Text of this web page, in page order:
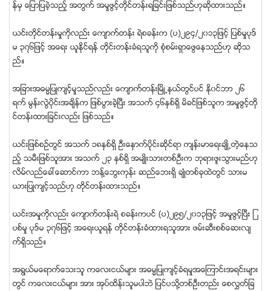
န္မွ ေျပာျပခဲ့သည့္ အတြက္ အမႈဖြင့္တိုင္တန္းရျခင္းျဖစ္သည္ဟုဆိုထားသည္။
ယင္းတုိင္တန္းမႈကိုလည္း ေက်ာက္တန္း ရဲစခန္းက (ပ)၂၉၄/၂၀၁၃ျဖင့္ ျပစ္မႈပုဒ္
မ ၃၇၆ျဖင့္ အေရး ယူႏိုင္ရန္ တိုင္းတန္းခံရသူကို စံုစမ္းရွာေဖြေနသည္ဟု ဆိုသ
ည္။
အျခားအဓမၼျပဳက်င့္မႈသည္လည္း ေက်ာက္တန္းၿမိဳ႕နယ္တြင္ပင္ ႏို၀င္ဘာ ၂၆
ရက္ မြန္းလြဲပိုင္းအခ်ိန္က ျဖစ္ပြားခဲ့ၿပီး အသက္ ၄၆ႏွစ္ရွိ မိခင္ျဖစ္သူက အမႈဖြင့္တို
င္တန္းထားျခင္းလည္း ျဖစ္သည္။
ယင္းျဖစ္စဥ္တြင္ အသက္ ၁၈ႏွစ္ရွိ ဦးေႏွာက္ပိုုင္းဆိုင္ရာ က်န္းမာေရးခ်ဳိ႕တဲ့ေနသ
ည့္ သမီးျဖစ္သူအား အသက္ ၂၃ ႏွစ္ရွိ အမ်ဳိးသားတစ္ဦးက ဘုရားဖူးသြားမည္ဟု
လိမ္လည္ေခၚေဆာင္ကာ ဘန္႔ေဘြးကုန္း ဆည္ေဘးရွိ ခ်ဳံတစ္ခုထဲတြင္ သားမ
ယားျပဳက်င့္သည္ဟု တိုင္တန္းထားသည္။
ယင္းအမႈကိုလည္း ေက်ာက္တန္းရဲ စခန္းကပင္ (ပ)၂၉၅/၂၀၁၃ျဖင့္ အမႈဖြင့္ၿပီး ျ
ပစ္မႈ ပုဒ္မ ၃၇၆ျဖင့္ အေရးယူရန္ တိုင္တန္းခံထားရသူအား ဖမ္းဆီးစစ္ေဆးလ်
က္ရွိသည္။
အရြယ္မေရာက္ေသးသူ ကေလးငယ္မ်ား အဓမၼျပဳက်င့္ခံရမႈအေၾကာင္းအရင္းမ်ား
တြင္ ကေလးငယ္မ်ား အား အုပ္ထိန္းသူမပါဘဲ ျပင္ပသို႔တစ္ဦးတည္း ေစလႊတ္ျခ